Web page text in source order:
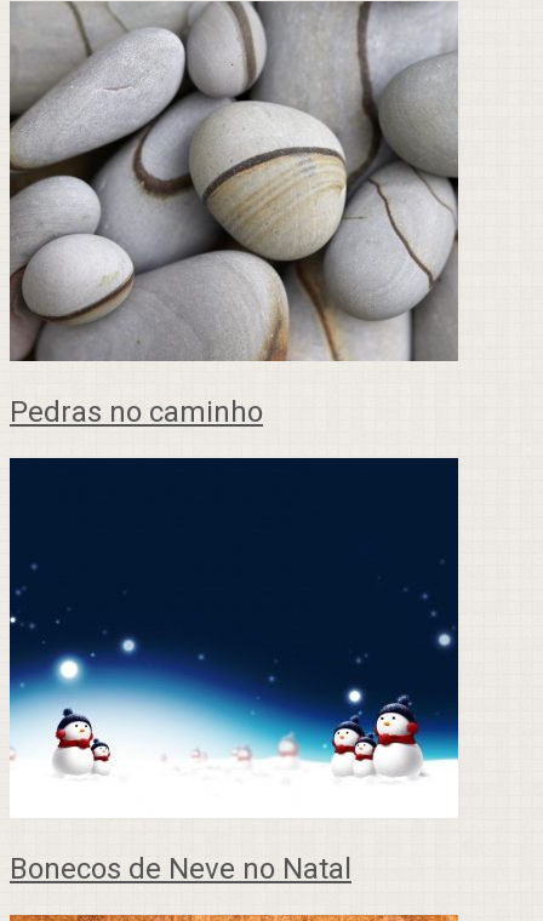
Pedras no caminho
Bonecos de Neve no Natal